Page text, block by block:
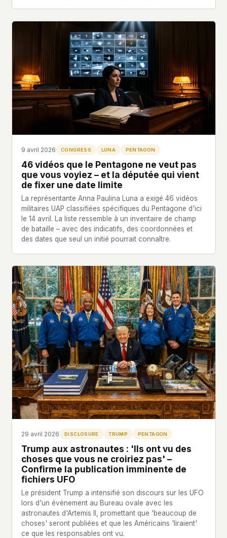
9 avril 2026 CONGRESS LUNA PENTAGON
46 vidéos que le Pentagone ne veut pas
que vous voyiez – et la députée qui vient
de fixer une date limite
La représentante Anna Paulina Luna a exigé 46 vidéos
militaires UAP classifiées spécifiques du Pentagone d'ici
le 14 avril. La liste ressemble à un inventaire de champ
de bataille – avec des indicatifs, des coordonnées et
des dates que seul un initié pourrait connaître.
29 avril 2026 DISCLOSURE TRUMP PENTAGON
Trump aux astronautes : 'Ils ont vu des
choses que vous ne croiriez pas' –
Confirme la publication imminente de
fichiers UFO
Le président Trump a intensifié son discours sur les UFO
lors d'un événement au Bureau ovale avec les
astronautes d'Artemis II, promettant que 'beaucoup de
choses' seront publiées et que les Américains 'liraient'
ce que les responsables ont vu.